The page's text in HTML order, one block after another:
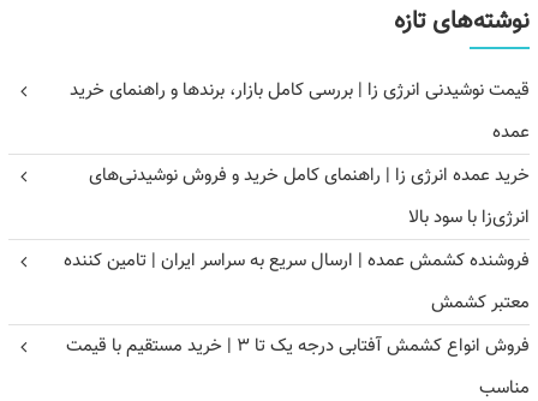
نوشته‌های تازه
قیمت نوشیدنی انرژی زا | بررسی کامل بازار، برندها و راهنمای خرید
عمده
خرید عمده انرژی زا | راهنمای کامل خرید و فروش نوشیدنی‌های
انرژی‌زا با سود بالا
فروشنده کشمش عمده | ارسال سریع به سراسر ایران | تامین کننده
معتبر کشمش
فروش انواع کشمش آفتابی درجه یک تا ۳ | خرید مستقیم با قیمت
مناسب